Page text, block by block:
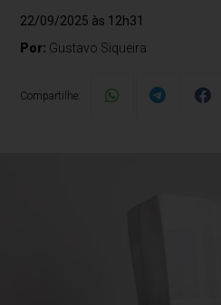
22/09/2025 às 12h31
Por: Gustavo Siqueira
Compartilhe: